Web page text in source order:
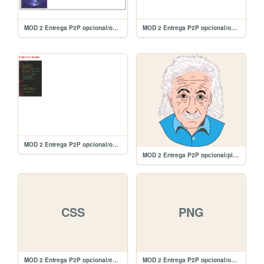
MOD 2 Entrega P2P opcional/opcional3 MOD 2 Entrega P2P opcional/opcional2
MOD 2 Entrega P2P opcional/opcional1
MOD 2 Entrega P2P opcional/picture.png
CSS
MOD 2 Entrega P2P opcional/estilos.css
PNG
MOD 2 Entrega P2P opcional/opcional4.PNG